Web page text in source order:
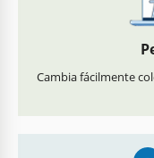
Cambia fácilmente